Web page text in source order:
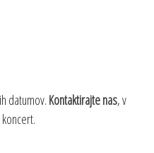
datumov. Kontaktirajte nas, v